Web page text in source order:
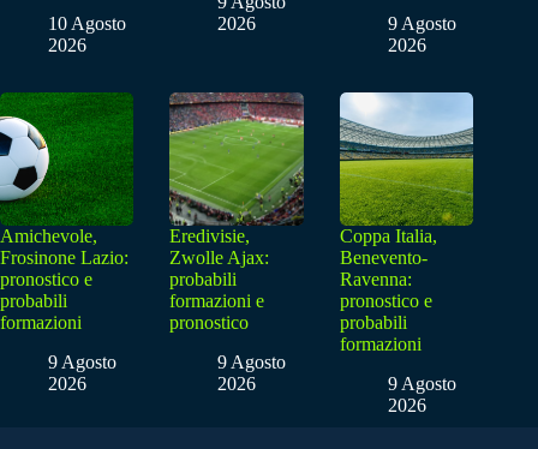
10 Agosto
2026
2026
9 Agosto
2026
Amichevole,
Frosinone Lazio:
pronostico e
probabili
formazioni
9 Agosto
2026
Eredivisie,
Zwolle Ajax:
probabili
formazioni e
pronostico
9 Agosto
2026
Coppa Italia,
Benevento-
Ravenna:
pronostico e
probabili
formazioni
9 Agosto
2026